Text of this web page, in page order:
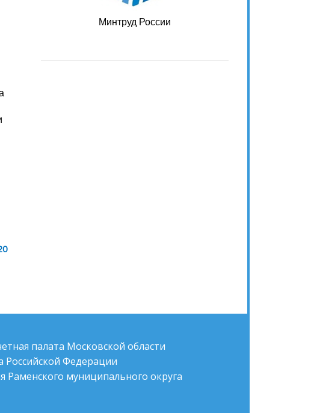
Минтруд России
палата Московской области
Российской Федерации
Раменского муниципального округа